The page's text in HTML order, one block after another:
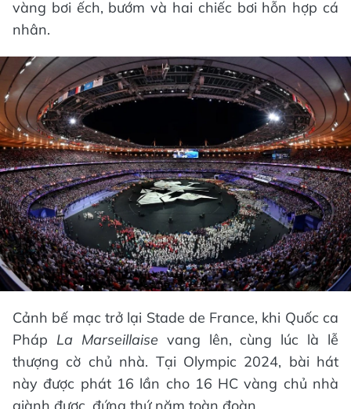
vàng bơi ếch, bướm và hai chiếc bơi hỗn hợp cá
nhân.
Cảnh bế mạc trở lại Stade de France, khi Quốc ca
Pháp La Marseillaise vang lên, cùng lúc là lễ
thượng cờ chủ nhà. Tại Olympic 2024, bài hát
này được phát 16 lần cho 16 HC vàng chủ nhà